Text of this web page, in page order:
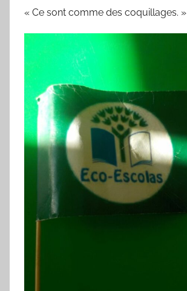
« Ce sont comme des coquillages. »